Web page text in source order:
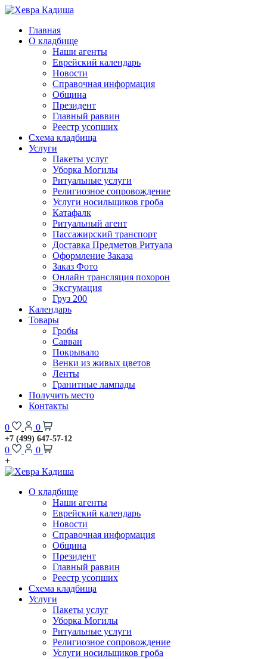
Главная
О кладбище
Наши агенты
Еврейский календарь
Новости
Справочная информация
Община
Президент
Главный раввин
Реестр усопших
Схема кладбища
Услуги
Пакеты услуг
Уборка Могилы
Ритуальные услуги
Религиозное сопровождение
Услуги носильщиков гроба
Катафалк
Ритуальный агент
Пассажирский транспорт
Доставка Предметов Ритуала
Оформление Заказа
Заказ Фото
Онлайн трансляция похорон
Эксгумация
Груз 200
Календарь
Товары
Гробы
Савван
Покрывало
Венки из живых цветов
Ленты
Гранитные лампады
Получить место
Контакты
0 0
+7 (499) 647-57-12
0
0
+
О кладбище
Наши агенты
Еврейский календарь
Новости
Справочная информация
Община
Президент
Главный раввин
Реестр усопших
Схема кладбища
Услуги
Пакеты услуг
Уборка Могилы
Ритуальные услуги
Религиозное сопровождение
Услуги носильщиков гроба